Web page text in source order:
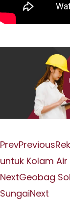
PrevPrevious
untuk Kolam
NextGeobag
SungaiNext